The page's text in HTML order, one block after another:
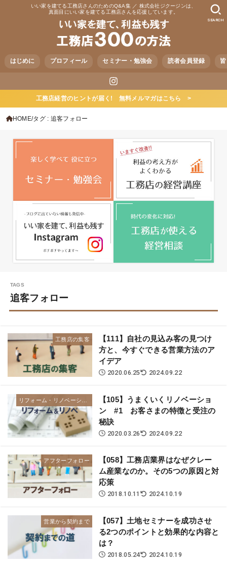
いい家を建てる工務店さんのためのQ&A集 ／ 株式会社ジクージンは、
真面目にいい家を建てる工務店さんを応援しています。
はじめに プロフィール セミナー・勉強会 読者会員登録
SEARCH
工務店経営のヒントが届く! 無料メルマガはこちら >
HOME タグ : 追客フォロー
追客フォロー
工務店の集客
【111】自社の見込み客の見つけ
方と、今すぐできる営業方法のア
イデア
2020.06.25 2024.09.22
【105】うまくいくリノベーショ
ン #1 お客さまの特徴と受注の
秘訣
2020.03.26 2024.09.22
アフターフォロー
【058】工務店業界はなぜクレー
ム産業なのか。その5つの原因と対
応策
2018.10.11 2024.10.19
営業から契約まで
【057】土地セミナーを成功させ
る2つのポイントと効果的な内容と
は？
2018.05.24 2024.10.19